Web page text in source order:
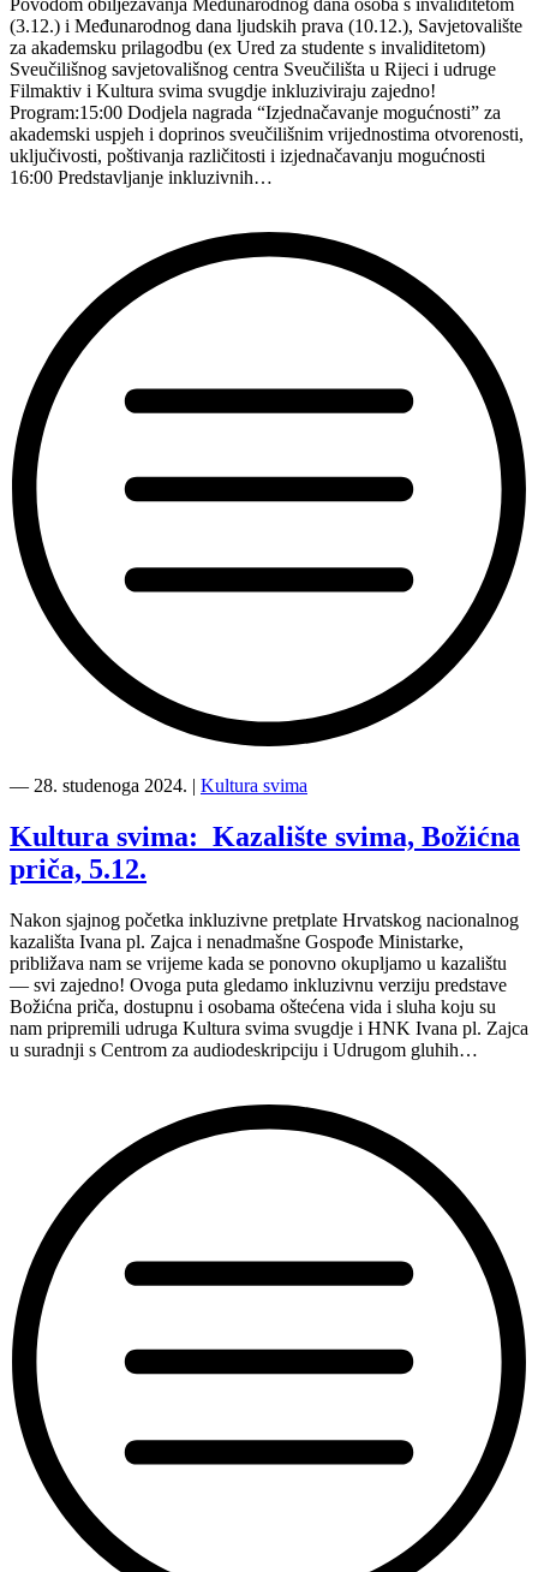
važnosti
inkluzivnih
kulturnih
praksi”
Povodom obilježavanja Međunarodnog dana osoba s invaliditetom
(3.12.) i Međunarodnog dana ljudskih prava (10.12.), Savjetovalište
za akademsku prilagodbu (ex Ured za studente s invaliditetom)
Sveučilišnog savjetovališnog centra Sveučilišta u Rijeci i udruge
Filmaktiv i Kultura svima svugdje inkluziviraju zajedno!
Program:15:00 Dodjela nagrada “Izjednačavanje mogućnosti” za
akademski uspjeh i doprinos sveučilišnim vrijednostima otvorenosti,
uključivosti, poštivanja različitosti i izjednačavanju mogućnosti
16:00 Predstavljanje inkluzivnih…
praksa
dodjela
nagrada
“Izjednačavanje
predstavljanje
Kulture
svima
i
Film
svima
projekcija”
― 28. studenoga 2024. | Kultura svima
Kultura svima: Kazalište svima, Božićna
priča, 5.12.
Nakon sjajnog početka inkluzivne pretplate Hrvatskog nacionalnog
kazališta Ivana pl. Zajca i nenadmašne Gospođe Ministarke,
približava nam se vrijeme kada se ponovno okupljamo u kazalištu
— svi zajedno! Ovoga puta gledamo inkluzivnu verziju predstave
Božićna priča, dostupnu i osobama oštećena vida i sluha koju su
nam pripremili udruga Kultura svima svugdje i HNK Ivana pl. Zajca
u suradnji s Centrom za audiodeskripciju i Udrugom gluhih…